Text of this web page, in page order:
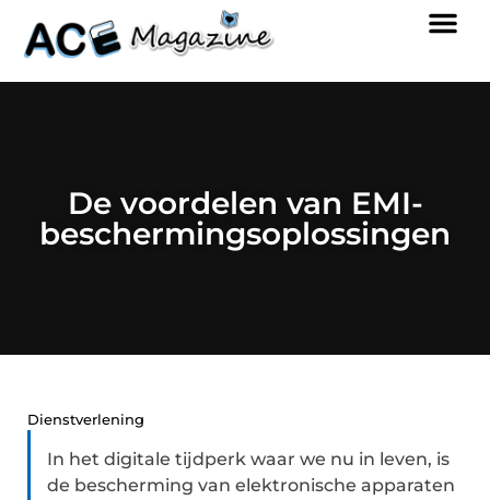
De voordelen van EMI-
beschermingsoplossingen
Dienstverlening
In het digitale tijdperk waar we nu in leven, is
de bescherming van elektronische apparaten